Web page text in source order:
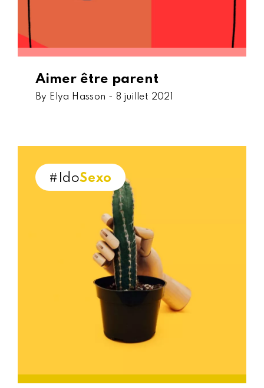
Aimer être parent
By Elya Hasson - 8 juillet 2021
#IdoSexo